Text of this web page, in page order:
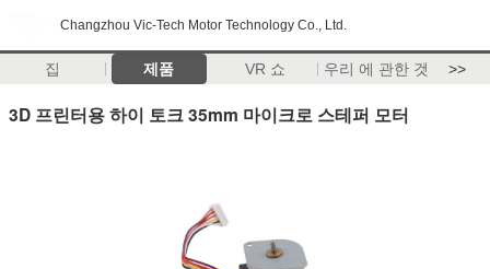
Changzhou Vic-Tech Motor Technology Co., Ltd.
집 제품 VR 쇼 우리 에 관한 것 >>
3D 프린터용 하이 토크 35mm 마이크로 스테퍼 모터